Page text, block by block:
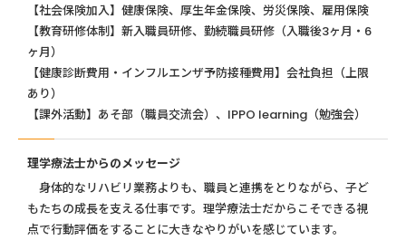
【社会保険加入】健康保険、厚生年金保険、労災保険、雇用保険
【教育研修体制】新入職員研修、勤続職員研修（入職後3ヶ月・6
ヶ月）
【健康診断費用・インフルエンザ予防接種費用】会社負担（上限
あり）
【課外活動】あそ部（職員交流会）、IPPO learning（勉強会）
理学療法士からのメッセージ
身体的なリハビリ業務よりも、職員と連携をとりながら、子ど
もたちの成長を支える仕事です。理学療法士だからこそできる視
点で行動評価をすることに大きなやりがいを感じています。